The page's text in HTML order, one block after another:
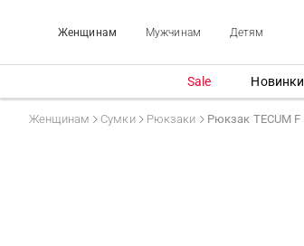
Женщинам Мужчинам Детям
Sale Новинки
Женщинам Сумки Рюкзаки Рюкзак TECUM F